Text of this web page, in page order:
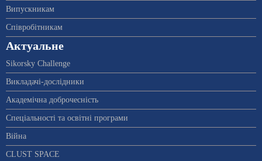
Випускникам
Співробітникам
Актуальне
Sikorsky Challenge
Викладачі-дослідники
Академічна доброчесність
Спеціальності та освітні програми
Війна
CLUST SPACE